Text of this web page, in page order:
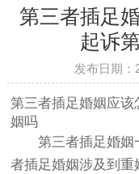
第三者插足
起诉
发布日期
第三者插足婚姻应
姻吗
第三者插足婚姻
者插足婚姻涉及到重